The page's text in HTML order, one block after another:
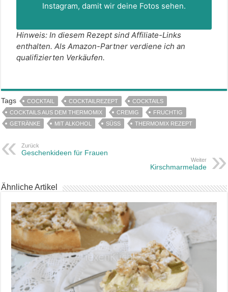
Instagram, damit wir deine Fotos sehen.
Hinweis: In diesem Rezept sind Affiliate-Links
enthalten. Als Amazon-Partner verdiene ich an
qualifizierten Verkäufen.
Tags COCKTAIL COCKTAILREZEPT
COCKTAILS
COCKTAILS AUS DEM THERMOMIX
CREMIG
FRUCHTIG
GETRÄNKE
MIT ALKOHOL SÜSS THERMOMIX REZEPT
Zurück
Geschenkideen für Frauen
Weiter
Kirschmarmelade
Ähnliche Artikel